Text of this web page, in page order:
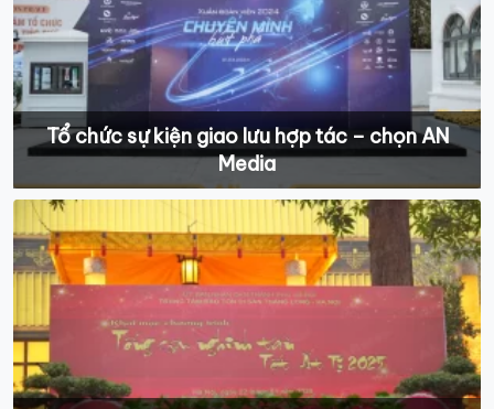
Tổ chức sự kiện giao lưu hợp tác – chọn AN
Media